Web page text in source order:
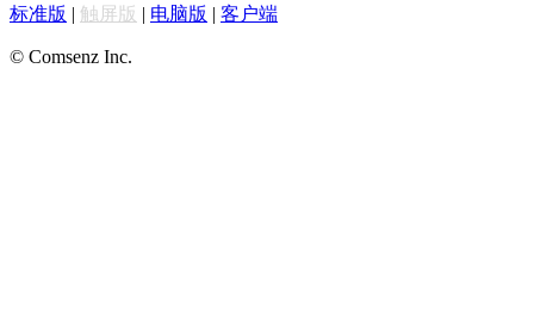
标准版 | 触屏版 | 电脑版 | 客户端
© Comsenz Inc.